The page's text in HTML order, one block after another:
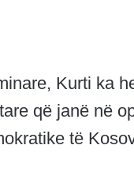
Kurti ka
që janë në
të